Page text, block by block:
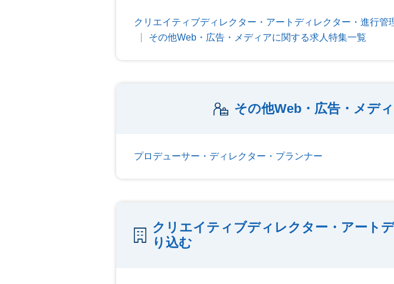
クリエイティブディレクター・アートディレクター・進行管
その他Web・広告・メディアに関する求人特集一覧
その他Web・広告・メデ
プロデューサー・ディレクター・プランナー
クリエイティブディレクター・アート
り込む